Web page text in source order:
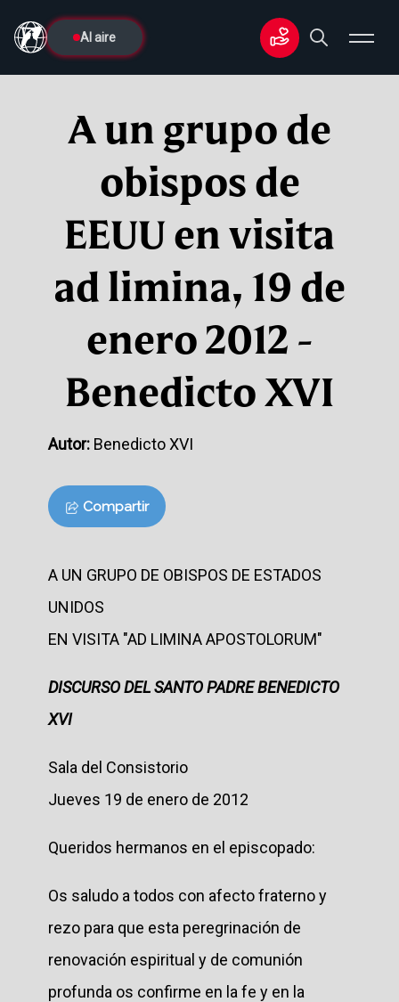
Al aire
A un grupo de
obispos de
EEUU en visita
ad limina, 19 de
enero 2012 -
Benedicto XVI
Autor: Benedicto XVI
Compartir
A UN GRUPO DE OBISPOS DE ESTADOS
UNIDOS
EN VISITA "AD LIMINA APOSTOLORUM"
DISCURSO DEL SANTO PADRE BENEDICTO
XVI
Sala del Consistorio
Jueves 19 de enero de 2012
Queridos hermanos en el episcopado:
Os saludo a todos con afecto fraterno y
rezo para que esta peregrinación de
renovación espiritual y de comunión
profunda os confirme en la fe y en la